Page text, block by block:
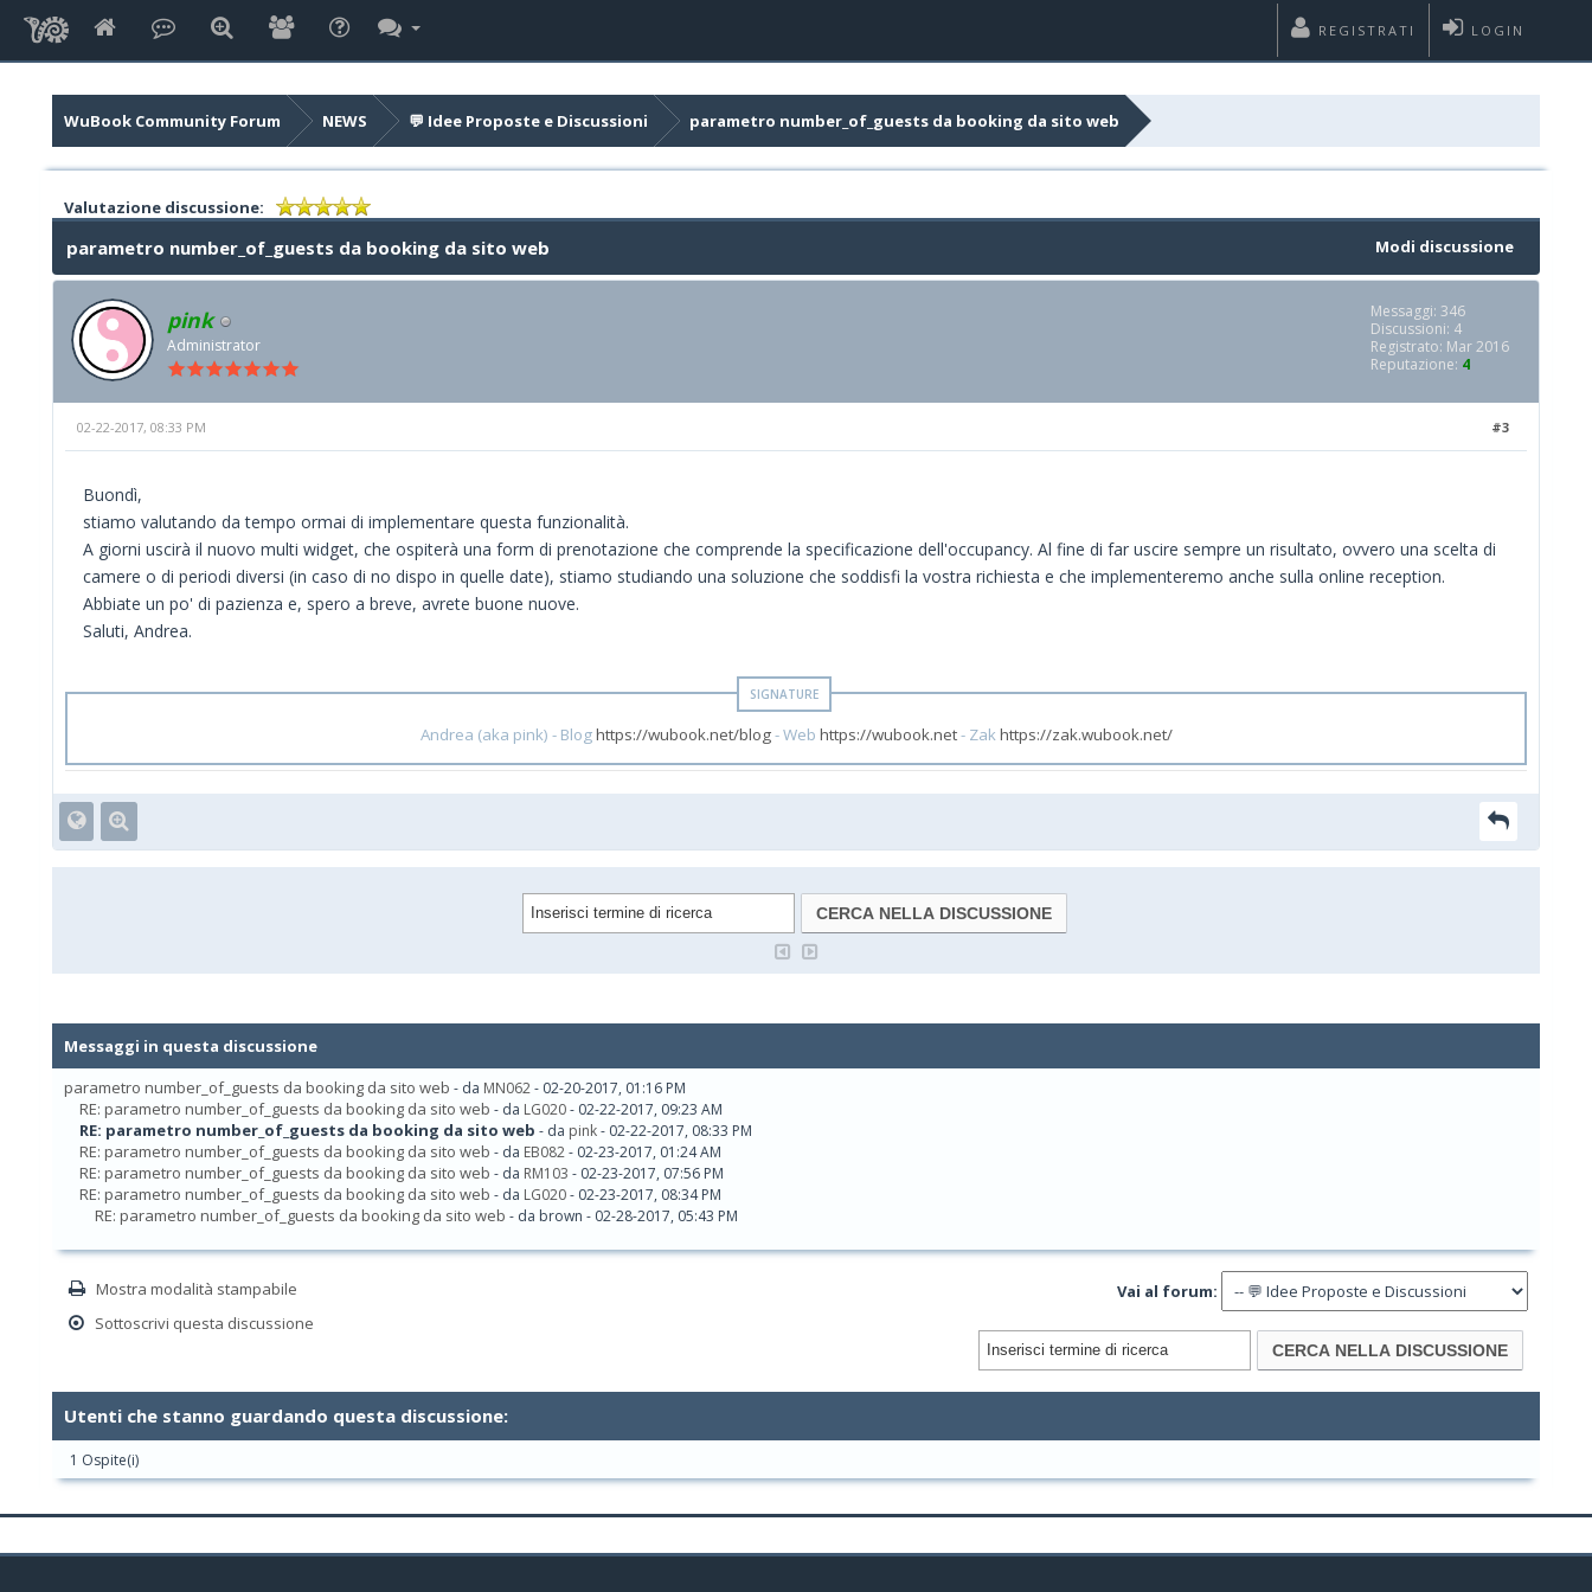
LOGIN
REGISTRATI
WuBook Community Forum NEWS 💬 Idee Proposte e Discussioni parametro number_of_guests da booking da sito web
Valutazione discussione:
Modi discussione
parametro number_of_guests da booking da sito web
pink
Administrator
Messaggi: 346
Discussioni: 4
Registrato: Mar 2016
Reputazione: 4
#3
02-22-2017, 08:33 PM
Buondì,
stiamo valutando da tempo ormai di implementare questa funzionalità.
A giorni uscirà il nuovo multi widget, che ospiterà una form di prenotazione che comprende la specificazione dell'occupancy. Al fine di far uscire sempre un risultato, ovvero una scelta di
camere o di periodi diversi (in caso di no dispo in quelle date), stiamo studiando una soluzione che soddisfi la vostra richiesta e che implementeremo anche sulla online reception.
Abbiate un po' di pazienza e, spero a breve, avrete buone nuove.
Saluti, Andrea.
Andrea (aka pink) - Bloghttps://wubook.net/blog- Web https://wubook.net- Zakhttps://zak.wubook.net/
Messaggi in questa discussione
parametro number_of_guests da booking da sito web - da MN062- 02-20-2017, 01:16 PM
RE: parametro number_of_guests da booking da sito web - da LG020- 02-22-2017, 09:23 AM
RE: parametro number_of_guests da booking da sito web - da pink- 02-22-2017, 08:33 PM
RE: parametro number_of_guests da booking da sito web - da EB082- 02-23-2017, 01:24 AM
RE: parametro number_of_guests da booking da sito web - da RM103 - 02-23-2017, 07:56 PM
RE: parametro number_of_guests da booking da sito web - da LG020- 02-23-2017, 08:34 PM
RE: parametro number_of_guests da booking da sito web - da brown - 02-28-2017, 05:43 PM
Mostra modalità stampabile
Sottoscrivi questa discussione
Vai al forum:
Utenti che stanno guardando questa discussione:
1 Ospite(i)